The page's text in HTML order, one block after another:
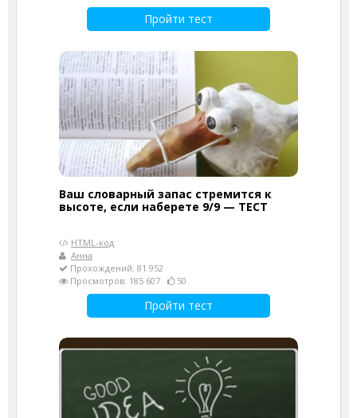
Пройти тест
Ваш словарный запас стремится к
высоте, если наберете 9/9 — ТЕСТ
HTML-код
Анна
Прохождений: 81 952
Просмотров: 185 607
50
Пройти тест